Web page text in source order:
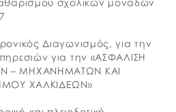
Διαγωνισμός, για την
για την «ΑΣΦΑΛΙΣΗ
– ΜΗΧΑΝΗΜΑΤΩΝ ΚΑΙ
ΧΑΛΚΙΔΕΩΝ»